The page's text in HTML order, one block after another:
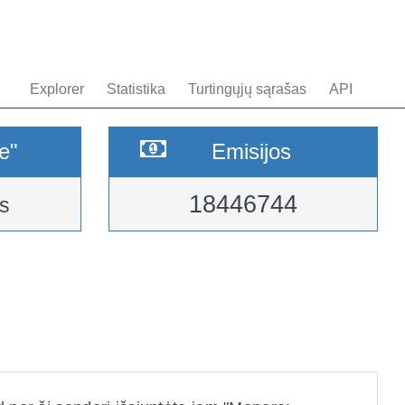
Explorer Statistika Turtingųjų sąrašas API
Emisijos
18446744